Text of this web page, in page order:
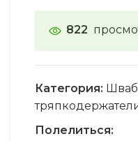
822
Категория:
Полелиться: